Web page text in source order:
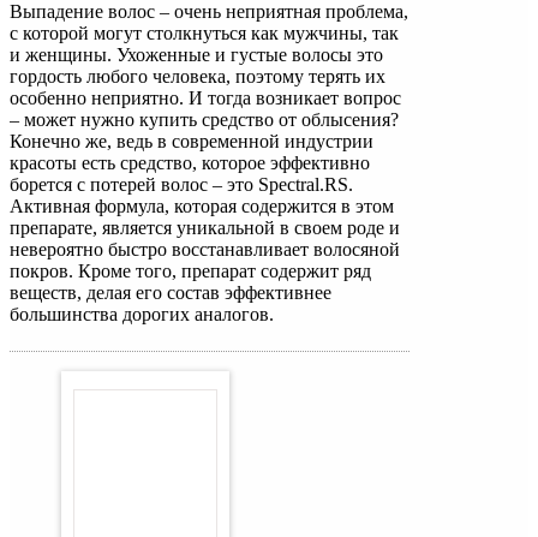
Выпадение волос – очень неприятная проблема,
с которой могут столкнуться как мужчины, так
и женщины. Ухоженные и густые волосы это
гордость любого человека, поэтому терять их
особенно неприятно. И тогда возникает вопрос
– может нужно купить средство от облысения?
Конечно же, ведь в современной индустрии
красоты есть средство, которое эффективно
борется с потерей волос – это Spectral.RS.
Активная формула, которая содержится в этом
препарате, является уникальной в своем роде и
невероятно быстро восстанавливает волосяной
покров. Кроме того, препарат содержит ряд
веществ, делая его состав эффективнее
большинства дорогих аналогов.